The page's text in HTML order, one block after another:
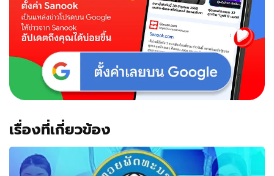
คอม
เมน
เป็น
ยอด
การ
เรื่องที่เกี่ยวข้อง